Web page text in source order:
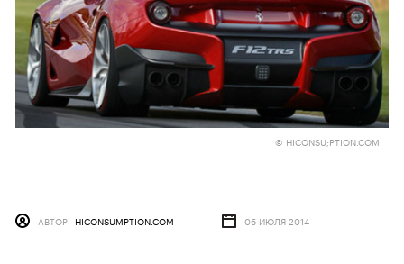
© HICONSU;PTION.COM
АВТОР HICONSUMPTION.COM 06 ИЮЛЯ 2014